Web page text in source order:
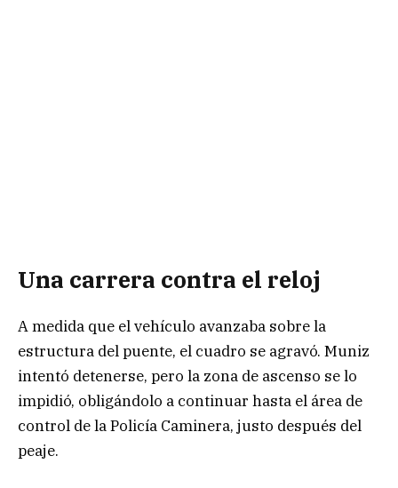
Una carrera contra el reloj
A medida que el vehículo avanzaba sobre la
estructura del puente, el cuadro se agravó. Muniz
intentó detenerse, pero la zona de ascenso se lo
impidió, obligándolo a continuar hasta el área de
control de la Policía Caminera, justo después del
peaje.